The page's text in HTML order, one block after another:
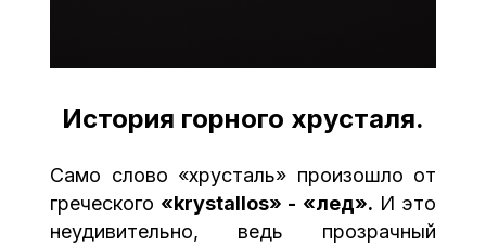
История горного хрусталя.
Само слово «хрусталь» произошло от
греческого «krystallos» - «лед». И это
неудивительно, ведь прозрачный